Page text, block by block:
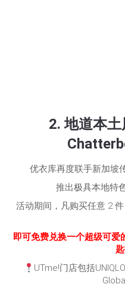
2. 地道本
优衣库再度联手新加坡
推出极具本地特
活动期间，凡购买任意 2
即可免费兑换一个超级可
UTme!门店包括